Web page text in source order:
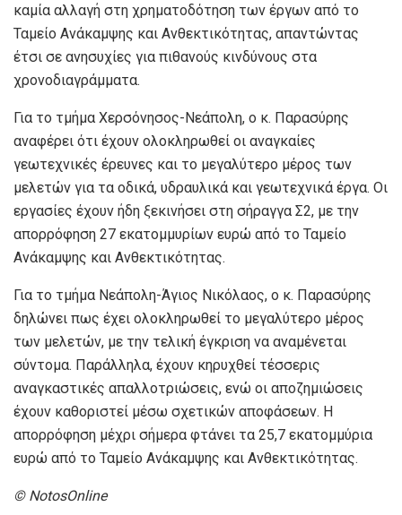
καμία αλλαγή στη χρηματοδότηση των έργων από το
Ταμείο Ανάκαμψης και Ανθεκτικότητας, απαντώντας
έτσι σε ανησυχίες για πιθανούς κινδύνους στα
χρονοδιαγράμματα.
Για το τμήμα Χερσόνησος-Νεάπολη, ο κ. Παρασύρης
αναφέρει ότι έχουν ολοκληρωθεί οι αναγκαίες
γεωτεχνικές έρευνες και το μεγαλύτερο μέρος των
μελετών για τα οδικά, υδραυλικά και γεωτεχνικά έργα. Οι
εργασίες έχουν ήδη ξεκινήσει στη σήραγγα Σ2, με την
απορρόφηση 27 εκατομμυρίων ευρώ από το Ταμείο
Ανάκαμψης και Ανθεκτικότητας.
Για το τμήμα Νεάπολη-Άγιος Νικόλαος, ο κ. Παρασύρης
δηλώνει πως έχει ολοκληρωθεί το μεγαλύτερο μέρος
των μελετών, με την τελική έγκριση να αναμένεται
σύντομα. Παράλληλα, έχουν κηρυχθεί τέσσερις
αναγκαστικές απαλλοτριώσεις, ενώ οι αποζημιώσεις
έχουν καθοριστεί μέσω σχετικών αποφάσεων. Η
απορρόφηση μέχρι σήμερα φτάνει τα 25,7 εκατομμύρια
ευρώ από το Ταμείο Ανάκαμψης και Ανθεκτικότητας.
© NotosOnline